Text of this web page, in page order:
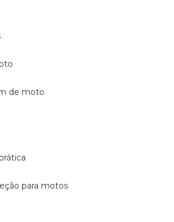
de moto
para motos